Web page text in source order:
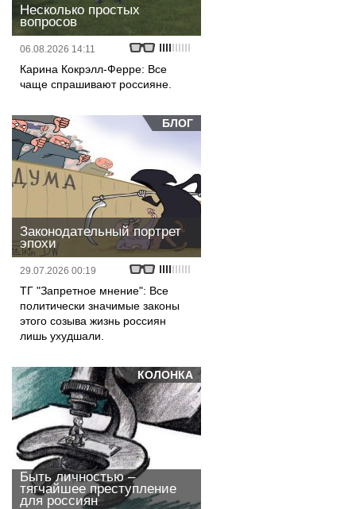
Несколько простых
вопросов
06.08.2026 14:11
Карина Кокрэлл-Ферре: Все
чаще спрашивают россияне.
БЛОГ
Законодательный портрет
эпохи
29.07.2026 00:19
ТГ "Запретное мнение": Все
политически значимые законы
этого созыва жизнь россиян
лишь ухудшали.
КОЛОНКА
Быть личностью –
тягчайшее преступление
для россиян